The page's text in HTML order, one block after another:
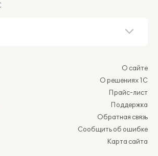
О сайте
О решениях 1С
Прайс-лист
Поддержка
Обратная связь
Сообщить об ошибке
Карта сайта